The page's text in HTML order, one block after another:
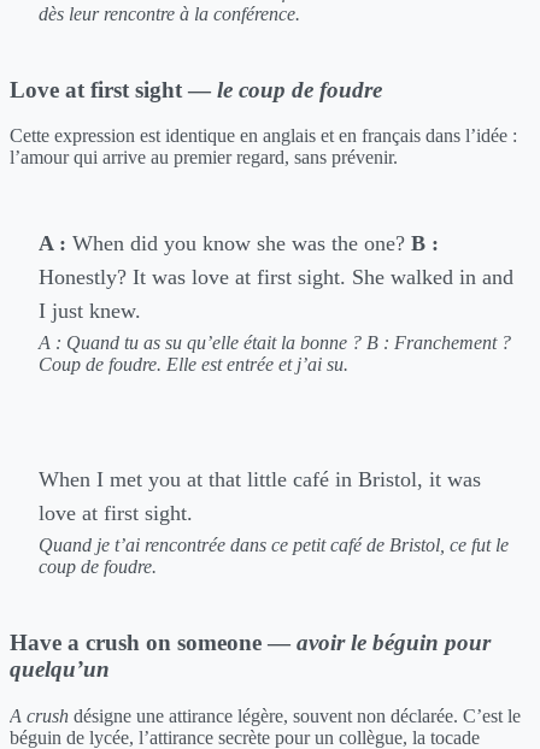
dès leur rencontre à la conférence.
Love at first sight — le coup de foudre
Cette expression est identique en anglais et en français dans l’idée :
l’amour qui arrive au premier regard, sans prévenir.
A : When did you know she was the one? B :
Honestly? It was love at first sight. She walked in and
I just knew.
A : Quand tu as su qu’elle était la bonne ? B : Franchement ?
Coup de foudre. Elle est entrée et j’ai su.
When I met you at that little café in Bristol, it was
love at first sight.
Quand je t’ai rencontrée dans ce petit café de Bristol, ce fut le
coup de foudre.
Have a crush on someone — avoir le béguin pour
quelqu’un
A crush désigne une attirance légère, souvent non déclarée. C’est le
béguin de lycée, l’attirance secrète pour un collègue, la tocade